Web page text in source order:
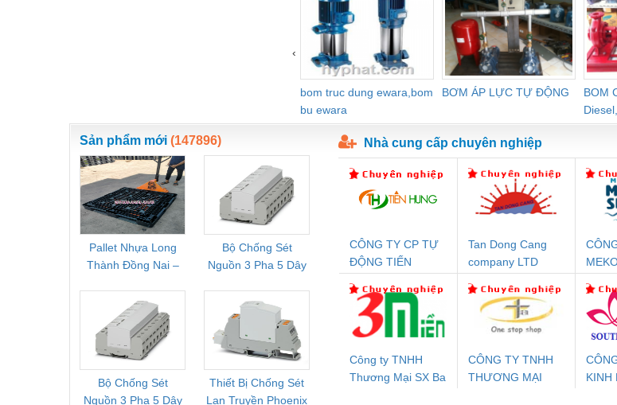
Sắt, thép, inox các loại
Thí nghiệm-Trang thiết bị
Thiết bị chiếu sáng
Thiết bị chống sét
Thiết bị công nghiệp
Thiết bị điện
Thiết bị giáo dục
Thiết bị khác
bom truc dung ewara,bom
bu ewara
BƠM ÁP LỰC TỰ ĐỘNG
BOM
‹
Sản phẩm mới (147896)
Pallet Nhựa Long
Thành Đồng Nai –
Mới, Pallet Cũ Giá
Tốt
Bộ Chống Sét
Nguồn 3 Pha 5 Dây
FLT-SEC-P-T1-3S-
264/50-FM -
2909589
Bộ Chống Sét
Nguồn 3 Pha 5 Dây
Thiết Bị Chống Sét
Lan Truyền Phoenix
Rơ Le Đệm An Toàn
Phoenix Contact
PSR-PC20-1NO-
1NC-24DC-SP -
2700578
Rơ Le An Toàn
Phoenix Contact
PSR-SCP-
24UC/ESL4/3X1/1X2/B
- 2981059
Bộ Lưu Điện AC
Mô-đun Ắc Quy UPS
Bộ Lặp
Contact
Rơ Le
Nhà cung cấp chuyên nghiệp
CÔNG TY CP TỰ
ĐỘNG TIẾN
Tan Dong Cang
company LTD
Công ty TNHH
Thương Mại SX Ba
CÔNG TY TNHH
THƯƠNG MẠI
KINH